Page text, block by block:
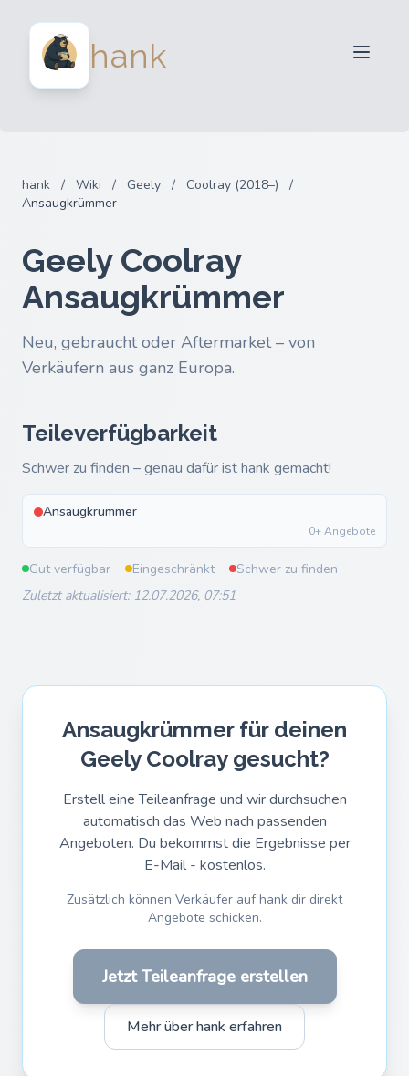
hank
Anmelden
hank / Wiki / Geely / Coolray (2018–)
/
Ansaugkrümmer
Geely Coolray
Ansaugkrümmer
Neu, gebraucht oder Aftermarket – von
Verkäufern aus ganz Europa.
Teileverfügbarkeit
Schwer zu finden – genau dafür ist hank gemacht!
Ansaugkrümmer
0+ Angebote
Gut verfügbar Eingeschränkt
Schwer zu finden
Zuletzt aktualisiert: 12.07.2026, 07:51
Ansaugkrümmer für deinen
Geely Coolray gesucht?
Erstell eine Teileanfrage und wir durchsuchen
automatisch das Web nach passenden
Angeboten. Du bekommst die Ergebnisse per
E-Mail - kostenlos.
Zusätzlich können Verkäufer auf hank dir direkt
Angebote schicken.
Jetzt Teileanfrage erstellen
Mehr über hank erfahren